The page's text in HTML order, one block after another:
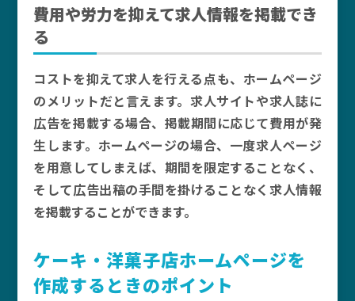
費用や労力を抑えて求人情報を掲載でき
る
コストを抑えて求人を行える点も、ホームページ
のメリットだと言えます。求人サイトや求人誌に
広告を掲載する場合、掲載期間に応じて費用が発
生します。ホームページの場合、一度求人ページ
を用意してしまえば、期間を限定することなく、
そして広告出稿の手間を掛けることなく求人情報
を掲載することができます。
ケーキ・洋菓子店ホームページを
作成するときのポイント